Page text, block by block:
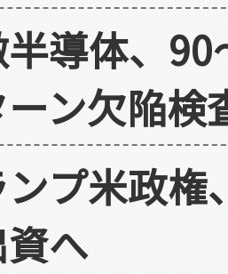
導体、
ン欠陥検
ンプ米政
へ